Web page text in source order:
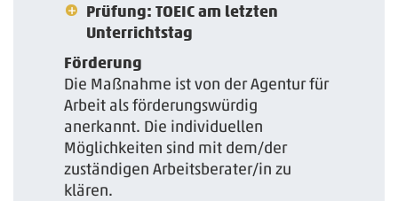
Prüfung: TOEIC am letzten
Unterrichtstag
Förderung
Die Maßnahme ist von der Agentur für
Arbeit als förderungswürdig
anerkannt. Die individuellen
Möglichkeiten sind mit dem/der
zuständigen Arbeitsberater/in zu
klären.